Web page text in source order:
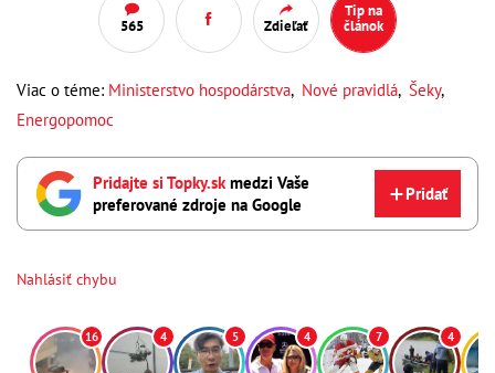
565 Zdieľať
Tip na
článok
Viac o téme: Ministerstvo hospodárstva, Nové pravidlá, Šeky,
Energopomoc
Pridajte si Topky.sk medzi Vaše
preferované zdroje na Google
Pridať
Nahlásiť chybu
16 4 5 4 7 4